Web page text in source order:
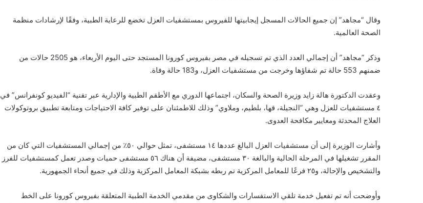
وقال “مجاهد” إن جميع الحالات المسجل إيجابيتها للفيروس بمستشفيات العزل تخضع للرعاية الطبية، وفقًا لإرشادات منظمة
الصحة العالمية.
وذكر “مجاهد” أن إجمالي العدد الذي تم تسجيله في مصر بفيروس كورونا المستجد حتى اليوم الأربعاء، هو 2505 حالات من
ضمنهم 553 حالة تم شفاؤها وخرجت من مستشفيات العزل، و183 حالة وفاة.
وعقدت الدكتورة هالة زايد وزيرة الصحة والسكان، اجتماعها الدوري مع الأطقم الطبية والإدارية عبر تقنية “الفيديو كونفرانس” في
٤ مستشفيات للعزل وهي “النجيلة، قها، بلطيم، وملاوي” وذلك للاطمئنان على توفير كافة الاحتياجات ومتابعة تطبيق بروتوكولات
العلاج المحدثة ومعايير مكافحة العدوى.
وأشارت الوزيرة إلى أن مستشفيات العزل البالغ عددها ١٤ مستشفى، تمثل حوالي ٥٠٪؜ من إجمالي المستشفيات التي كان من
المقرر تشغيلها في المرحلة الحالية والبالغة ٣٠ مستشفى، مضيفة أن هناك ٥٦ مستشفى حميات وصدر تعمل كمستشفيات للفرز
والتشخيص والإحالة، و٢٥ فرعًا للمعامل المركزية تم ربطه بشبكة المعامل المركزية وذلك في جميع أنحاء الجمهورية.
وأوضحت أنه تم تفعيل خدمة تلقي الاستفسارات والشكاوى من مقدمي الخدمة الطبية المتعلقة بفيروس كورونا على الخط